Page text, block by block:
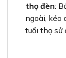
thọ đèn:
ngoài, kéo
tuổi thọ sử